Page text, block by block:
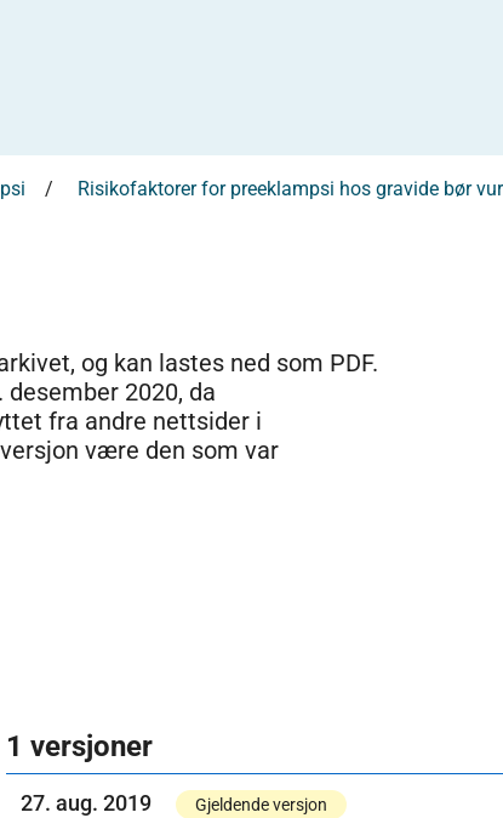
Risikofaktorer for preeklampsi hos gravide bør
og kan lastes ned som PDF.
2020, da
fra andre nettsider i
være den som var
1 versjoner
27. aug. 2019 Gjeldende versjon